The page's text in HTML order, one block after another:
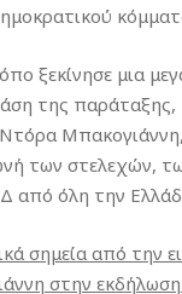
ξεκίνησε μια
της
Μπακογιάννη,
των στελεχών,
από όλη την
σημεία από την
στην